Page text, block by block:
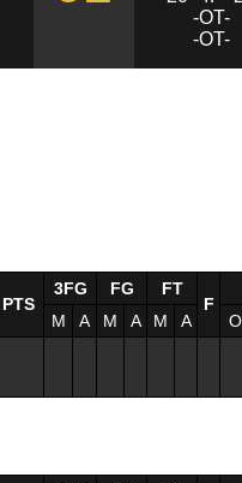
-OT-
-OT-
PTS
3FG FG
FT
F
M
A M A M A